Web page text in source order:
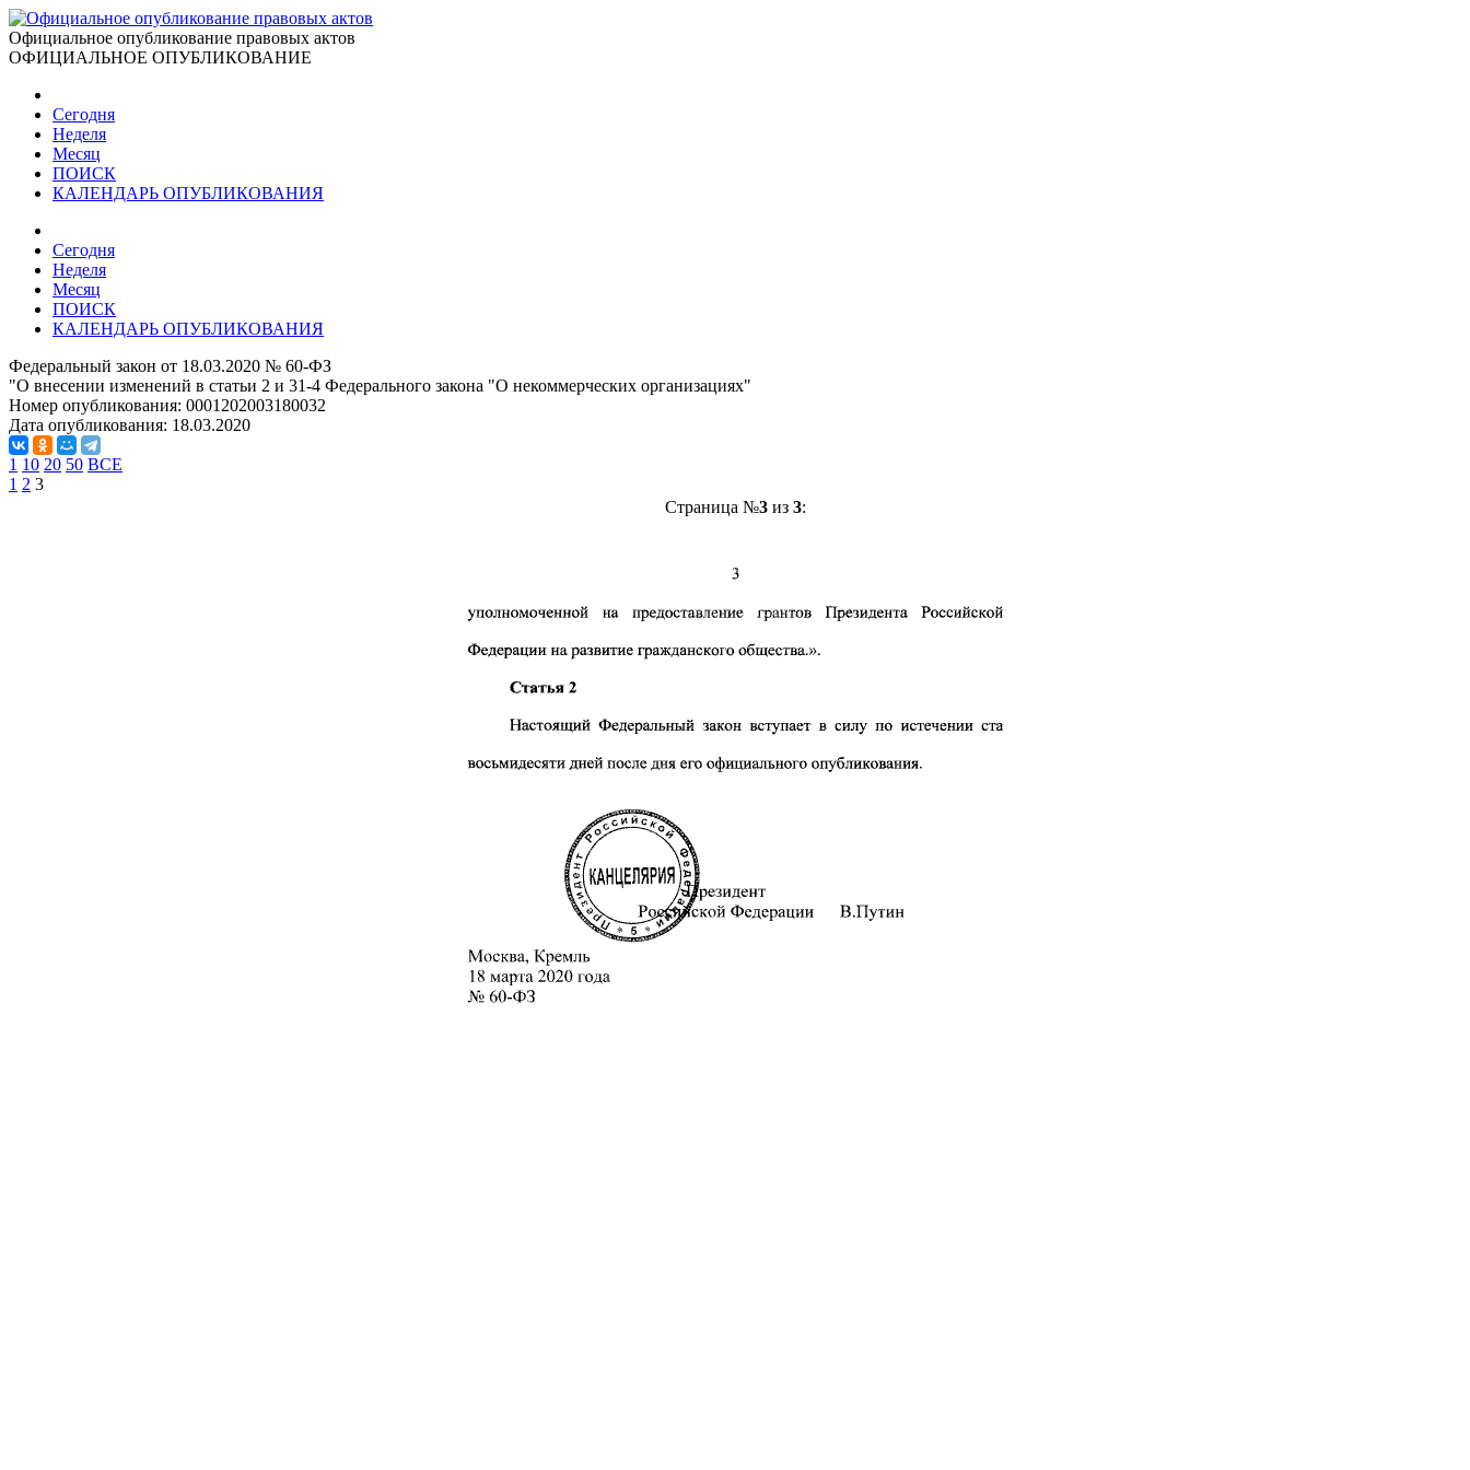
Официальное опубликование правовых актов
ОФИЦИАЛЬНОЕ ОПУБЛИКОВАНИЕ
Сегодня
Неделя
Месяц
ПОИСК
КАЛЕНДАРЬ ОПУБЛИКОВАНИЯ
Сегодня
Неделя
Месяц
ПОИСК
КАЛЕНДАРЬ ОПУБЛИКОВАНИЯ
Федеральный закон от 18.03.2020 № 60-ФЗ
"О внесении изменений в статьи 2 и 31-4 Федерального закона "О некоммерческих организациях"
Номер опубликования: 0001202003180032
Дата опубликования: 18.03.2020
1 10 20 50 ВСЕ
1 2 3
Страница №3из 3: